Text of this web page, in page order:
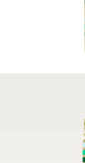
Garrafa Térmica
Garrafa Térmica